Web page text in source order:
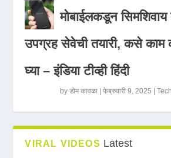
मोबाईलकडून
उपग्रह सेवेची तयारी, कसे काम
घ्या – इंडिया टीव्ही हिंदी
byडोम कावळा |फेब्रुवारी 9, 2025 |
VIRAL VIDEOS Latest